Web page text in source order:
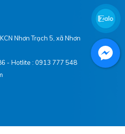
Nhơn Trạch 5, xã Nhơn
- Hotlite : 0913 777 548